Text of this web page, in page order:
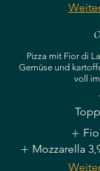
Pizza mit Fior di
Gemüse und
voll
Mozzarella